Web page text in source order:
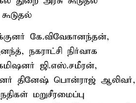
கே.விவேகானந்தன்,
நகராட்சி நிர்வாக
ஜி.எஸ்.சமீரன்,
தினேஷ் பொன்ராஜ் ஆலிவர்,
மறுசீரமைப்பு